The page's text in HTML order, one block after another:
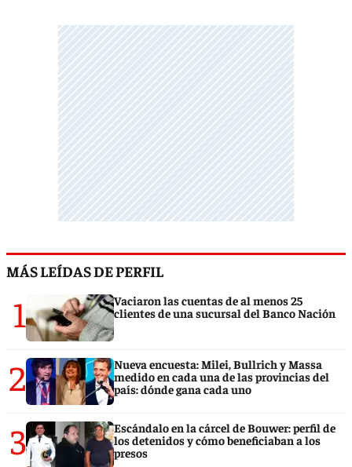
MÁS LEÍDAS DE PERFIL
1
Vaciaron las cuentas de al menos 25
clientes de una sucursal del Banco Nación
2
Nueva encuesta: Milei, Bullrich y Massa
medido en cada una de las provincias del
país: dónde gana cada uno
3
Escándalo en la cárcel de Bouwer: perfil de
los detenidos y cómo beneficiaban a los
presos